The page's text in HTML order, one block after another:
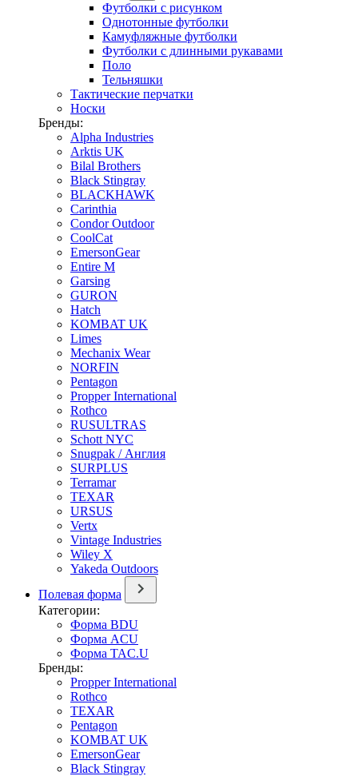
Футболки с рисунком
Однотонные футболки
Камуфляжные футболки
Футболки с длинными рукавами
Поло
Тельняшки
Тактические перчатки
Носки
Бренды:
Alpha Industries
Arktis UK
Bilal Brothers
Black Stingray
BLACKHAWK
Carinthia
Condor Outdoor
CoolCat
EmersonGear
Entire M
Garsing
GURON
Hatch
KOMBAT UK
Limes
Mechanix Wear
NORFIN
Pentagon
Propper International
Rothco
RUSULTRAS
Schott NYC
Snugpak / Англия
SURPLUS
Terramar
TEXAR
URSUS
Vertx
Vintage Industries
Wiley X
Yakeda Outdoors
Полевая форма
Категории:
Форма BDU
Форма ACU
Форма TAC.U
Бренды:
Propper International
Rothco
TEXAR
Pentagon
KOMBAT UK
EmersonGear
Black Stingray